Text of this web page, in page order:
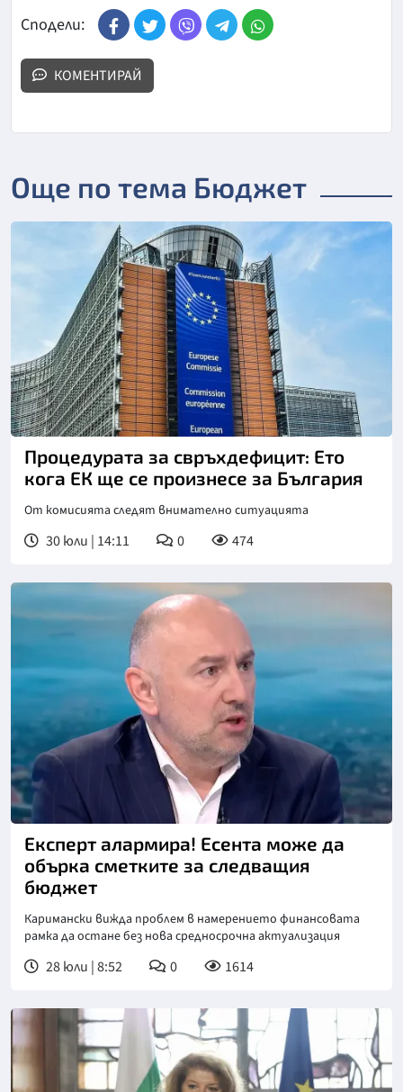
Сподели:
КОМЕНТИРАЙ
Още по тема Бюджет
Процедурата за свръхдефицит: Ето
кога ЕК ще се произнесе за България
От комисията следят внимателно ситуацията
30 юли | 14:11 0 474
Снимка: бТВ
Експерт алармира! Есента може да
обърка сметките за следващия
бюджет
Каримански вижда проблем в намерението финансовата
рамка да остане без нова средносрочна актуализация
28 юли | 8:52 0 1614